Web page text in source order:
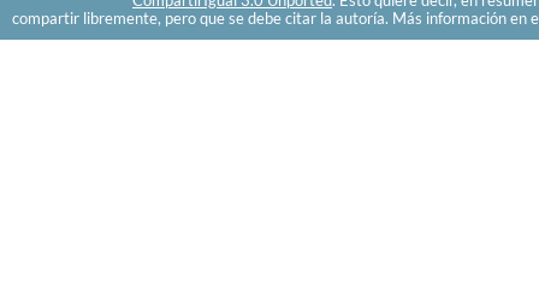
compartir libremente, pero que se debe citar la autoría. Más información en